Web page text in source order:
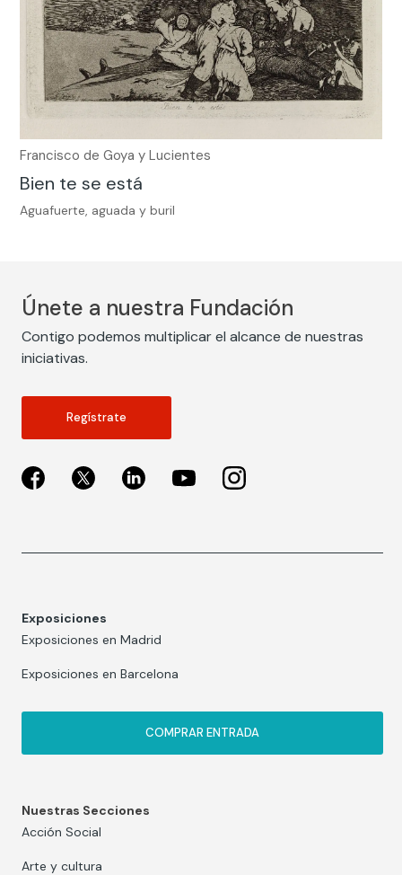
Francisco de Goya y Lucientes
Bien te se está
Aguafuerte, aguada y buril
Únete a nuestra Fundación
Contigo podemos multiplicar el alcance de nuestras
iniciativas.
Regístrate
Exposiciones
Exposiciones en Madrid
Exposiciones en Barcelona
COMPRAR ENTRADA
Nuestras Secciones
Acción Social
Arte y cultura